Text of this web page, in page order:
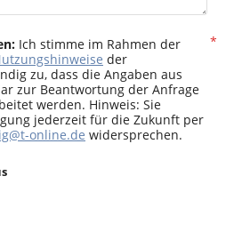
Ich stimme im Rahmen der
der
zu, dass die Angaben aus
zur Beantwortung der Anfrage
werden. Hinweis: Sie
jederzeit für die Zukunft per
online.de widersprechen.